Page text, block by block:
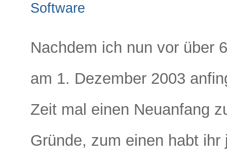
Software
Nachdem ich nun vor über
am 1. Dezember 2003
Zeit mal einen Neuanfang
Gründe, zum einen habt